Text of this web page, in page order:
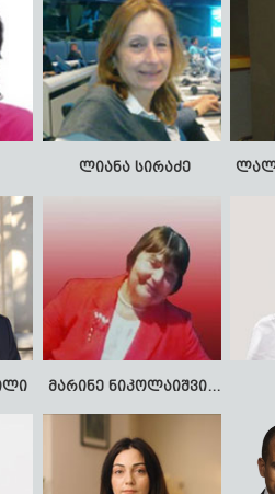
ლიანა სირაძე
მარინე ნიკოლაიშვილი